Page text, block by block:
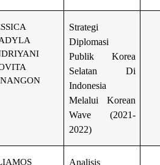
Strategi
Diplomasi
Publik Korea
Selatan Di
Indonesia
Melalui Korean
Wave (2021-
2022)
Analisis